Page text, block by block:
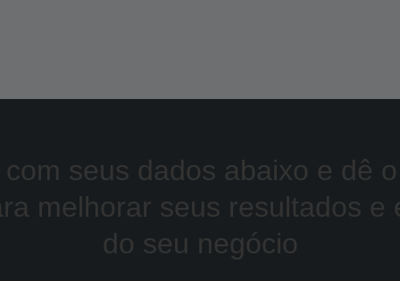
seus dados abaixo e dê
melhorar seus resultados e
do seu negócio